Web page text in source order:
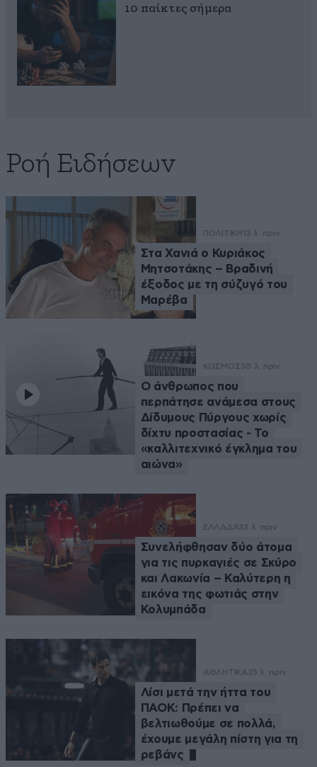
10 παίκτες σήμερα
Ροή Ειδήσεων
ΠΟΛΙΤΙΚΗ 13 λ. πριν
Στα Χανιά ο Κυριάκος
Μητσοτάκης – Βραδινή
έξοδος με τη σύζυγό του
Μαρέβα
ΚΟΣΜΟΣ30 λ. πριν
Ο άνθρωπος που
περπάτησε ανάμεσα στους
Δίδυμους Πύργους χωρίς
δίχτυ προστασίας - Το
«καλλιτεχνικό έγκλημα του
αιώνα»
ΕΛΛΑΔΑ33 λ. πριν
Συνελήφθησαν δύο άτομα
για τις πυρκαγιές σε Σκύρο
και Λακωνία – Καλύτερη η
εικόνα της φωτιάς στην
Κολυμπάδα
ΑΘΛΗΤΙΚΑ35 λ. πριν
Λίσι μετά την ήττα του
ΠΑΟΚ: Πρέπει να
βελτιωθούμε σε πολλά,
έχουμε μεγάλη πίστη για τη
ρεβάνς